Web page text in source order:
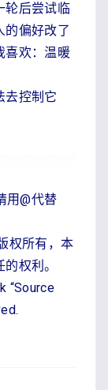
轮后尝试临
的偏好改了
喜欢：温暖
去控制它
用@代替
权所有，本
权利。
“Source